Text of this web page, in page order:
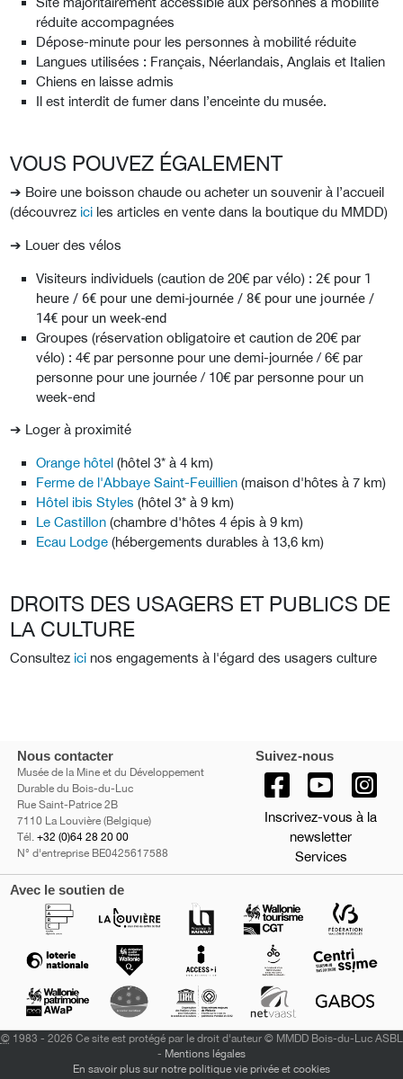
réduite accompagnées
Dépose-minute pour les personnes à mobilité réduite
Langues utilisées : Français, Néerlandais, Anglais et Italien
Chiens en laisse admis
Il est interdit de fumer dans l’enceinte du musée.
VOUS POUVEZ ÉGALEMENT
➔ Boire une boisson chaude ou acheter un souvenir à l’accueil
(découvrez ici les articles en vente dans la boutique du MMDD)
➔ Louer des vélos
Visiteurs individuels (caution de 20€ par vélo) :2€ pour 1
heure / 6€ pour une demi-journée / 8€ pour une journée /
14€ pour un week-end
Groupes (réservation obligatoire et caution de 20€ par
vélo) : 4€ par personne pour une demi-journée / 6€ par
personne pour une journée / 10€ par personne pour un
week-end
➔ Loger à proximité
Orange hôtel (hôtel 3* à 4 km)
Ferme de l'Abbaye Saint-Feuillien (maison d'hôtes à 7 km)
Hôtel ibis Styles (hôtel 3* à 9 km)
Le Castillon (chambre d'hôtes 4 épis à 9 km)
Ecau Lodge (hébergements durables à 13,6 km)
DROITS DES USAGERS ET PUBLICS DE
LA CULTURE
Consultez ici nos engagements à l'égard des usagers culture
Nous contacter
Musée de la Mine et du Développement
Durable du Bois-du-Luc
Rue Saint-Patrice 2B
7110 La Louvière (Belgique)
Tél. +32 (0)64 28 20 00
N° d'entreprise BE0425617588
Suivez-nous
Inscrivez-vous à la
newsletter
Services
Avec le soutien de
©1983 - 2026 Ce site est protégé par le droit d'auteur © MMDD Bois-du-Luc ASBL
- Mentions légales
En savoir plus sur notre politique vie privée et cookies